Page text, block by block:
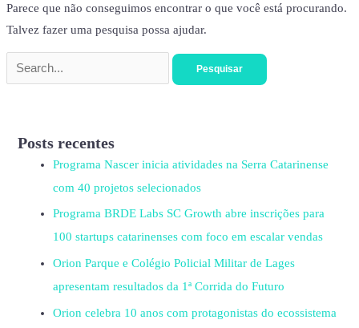
Parece que não conseguimos encontrar o que você está procurando.
Talvez fazer uma pesquisa possa ajudar.
Posts recentes
Programa Nascer inicia atividades na Serra Catarinense
com 40 projetos selecionados
Programa BRDE Labs SC Growth abre inscrições para
100 startups catarinenses com foco em escalar vendas
Orion Parque e Colégio Policial Militar de Lages
apresentam resultados da 1ª Corrida do Futuro
Orion celebra 10 anos com protagonistas do ecossistema